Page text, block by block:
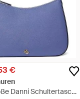
€
Danni Schultertasche